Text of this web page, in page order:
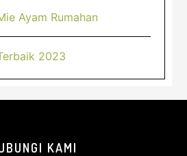
Ayam Rumahan
2023
KAMI